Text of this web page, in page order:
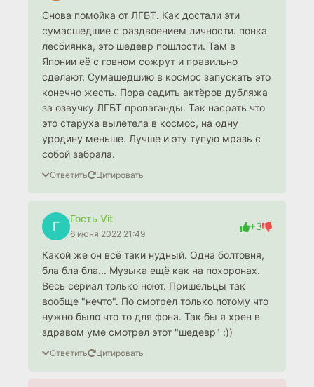
Снова помойка от ЛГБТ. Как достали эти
сумасшедшие с раздвоением личности. понка
лесбиянка, это шедевр пошлости. Там в
Японии её с говном сожрут и правильно
сделают. Сумашедшию в космос запускать это
конечно жесть. Пора садить актёров дубляжа
за озвучку ЛГБТ пропаганды. Так насрать что
это старуха вылетела в космос, на одну
уродину меньше. Лучше и эту тупую мразь с
собой забрала.
Ответить Цитировать
Г
Гость Vit
6 июня 2022 21:49
+3
Какой же он всё таки нудный. Одна болтовня,
бла бла бла... Музыка ещё как на похоронах.
Весь сериал только ноют. Пришельцы так
вообще "нечто". По смотрел только потому что
нужно было что то для фона. Так бы я хрен в
здравом уме смотрел этот "шедевр" :))
Ответить Цитировать